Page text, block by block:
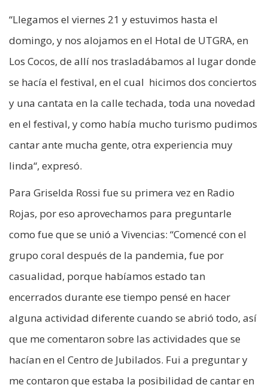
“Llegamos el viernes 21 y estuvimos hasta el
domingo, y nos alojamos en el Hotal de UTGRA, en
Los Cocos, de allí nos trasladábamos al lugar donde
se hacía el festival, en el cual hicimos dos conciertos
y una cantata en la calle techada, toda una novedad
en el festival, y como había mucho turismo pudimos
cantar ante mucha gente, otra experiencia muy
linda“, expresó.
Para Griselda Rossi fue su primera vez en Radio
Rojas, por eso aprovechamos para preguntarle
como fue que se unió a Vivencias: “Comencé con el
grupo coral después de la pandemia, fue por
casualidad, porque habíamos estado tan
encerrados durante ese tiempo pensé en hacer
alguna actividad diferente cuando se abrió todo, así
que me comentaron sobre las actividades que se
hacían en el Centro de Jubilados. Fui a preguntar y
me contaron que estaba la posibilidad de cantar en